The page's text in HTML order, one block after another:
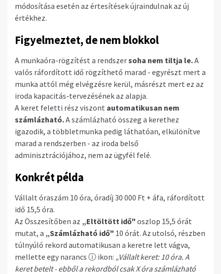
módosítása esetén az értesítések újraindulnak az új
értékhez.
Figyelmeztet, de nem blokkol
A munkaóra-rögzítést a rendszersoha nem tiltja le.A
valós ráfordított idő rögzíthető marad - egyrészt mert a
munka attól még elvégzésre kerül, másrészt mert ez az
iroda kapacitás-tervezésének az alapja.
A keret feletti rész viszont automatikusan nem
számlázható.A számlázható összeg a kerethez
igazodik, a többletmunka pedig láthatóan, elkülönítve
marad a rendszerben - az iroda belső
adminisztrációjához, nem az ügyfél felé.
Konkrét példa
Vállalt óraszám 10 óra, óradíj 30 000 Ft + áfa, ráfordított
idő 15,5 óra.
Az Összesítőben az „Eltöltött idő" oszlop 15,5 órát
mutat, a „Számlázható idő" 10 órát. Az utolsó, részben
túlnyúló rekord automatikusan a keretre lett vágva,
mellette egy narancs ⓘ ikon: „Vállalt keret: 10 óra. A
keret betelt - ebből a rekordból csak X óra számlázható